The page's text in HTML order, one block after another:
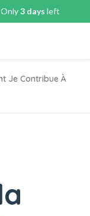
3 days left
Je Contribue À